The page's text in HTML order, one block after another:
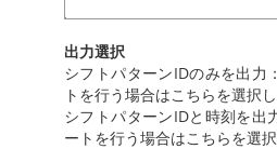
出力選択
シフトパターンIDのみを出力
トを行う場合はこちらを選択し
シフトパターンIDと時刻を出
ートを行う場合はこちらを選択